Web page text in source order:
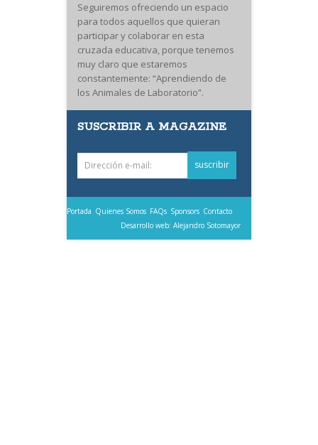
Seguiremos ofreciendo un espacio
para todos aquellos que quieran
participar y colaborar en esta
cruzada educativa, porque tenemos
muy claro que estaremos
constantemente: “Aprendiendo de
los Animales de Laboratorio”.
SUSCRIBIR A MAGAZINE
Portada Quienes Somos FAQs Sponsors Contacto
Desarrollo web: Alejandro Sotomayor